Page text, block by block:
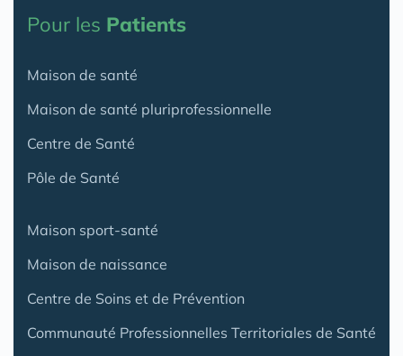
Pour les Patients
Maison de santé
Maison de santé pluriprofessionnelle
Centre de Santé
Pôle de Santé
Maison sport-santé
Maison de naissance
Centre de Soins et de Prévention
Communauté Professionnelles Territoriales de Santé